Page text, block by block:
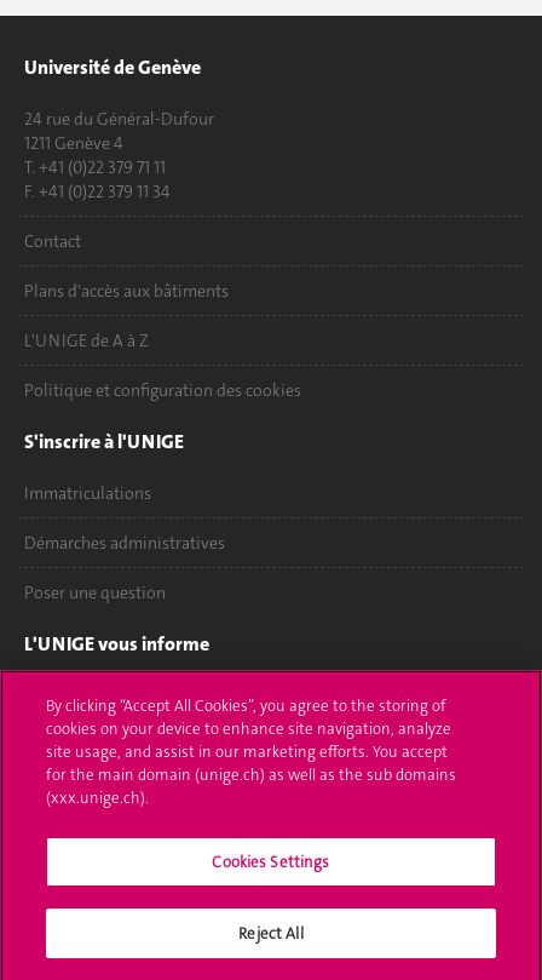
Université de Genève
24 rue du Général-Dufour
1211 Genève 4
T. +41 (0)22 379 71 11
F. +41 (0)22 379 11 34
Contact
Plans d'accès aux bâtiments
L'UNIGE de A à Z
Politique et configuration des cookies
S'inscrire à l'UNIGE
Immatriculations
Démarches administratives
Poser une question
L'UNIGE vous informe
UNIGE Mobile
Médias
Offres d'emploi
Bibliothèque
By clicking “Accept All Cookies”, you agree to the storing of
cookies on your device to enhance site navigation, analyze
site usage, and assist in our marketing efforts. You accept
for the main domain (unige.ch) as well as the sub domains
(xxx.unige.ch).
Cookies Settings
Reject All